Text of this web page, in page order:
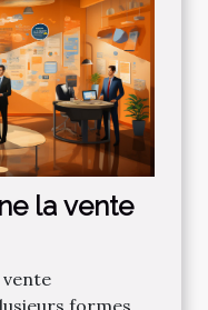
la vente
vente